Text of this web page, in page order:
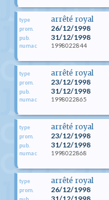
type arrêté royal
prom. 26/12/1998
pub. 31/12/1998
numac 1998022844
type arrêté royal
prom. 23/12/1998
pub. 31/12/1998
numac 1998022865
type arrêté royal
prom. 23/12/1998
pub. 31/12/1998
numac 1998022868
type arrêté royal
prom. 26/12/1998